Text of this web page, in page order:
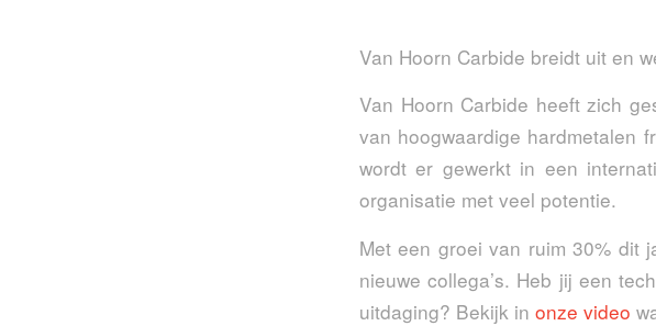
Van Hoorn Carbide breidt uit en
Van Hoorn Carbide heeft zich
van hoogwaardige hardmetalen
wordt er gewerkt in een
organisatie met veel potentie.
Met een groei van ruim 30% dit
nieuwe collega’s. Heb jij een
uitdaging? Bekijk in onze video